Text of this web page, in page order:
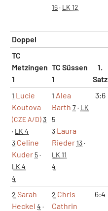
16· LK 12
Doppel
TC
Metzingen
1
TC Süssen
1
1.
Satz
1 Lucie
Koutova
(CZE A/D)3
· LK 4
3 Celine
Kuder 5·
LK 4
4
1 Alea
Barth 7· LK
5
3 Laura
Rieder13·
LK 11
4
3:6
2 Sarah
Heckel 4 ·
2 Chris
Cathrin
6:4